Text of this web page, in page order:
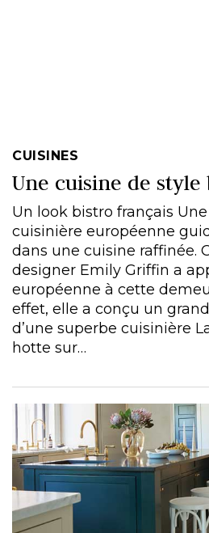
CUISINES
Une cuisine de
Un look bistro français
cuisinière européenne
dans une cuisine raffinée.
designer Emily Griffin a
européenne à cette
effet, elle a conçu un
d’une superbe cuisinière
hotte sur…